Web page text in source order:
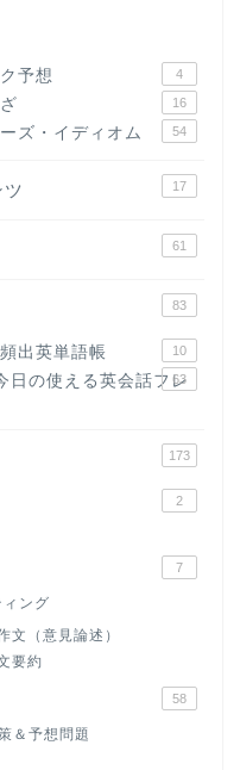
予想 4
16
ズ・イディオム 54
17
61
83
出英単語帳 10
の使える英会話フレ
63
173
2
7
ング
文（意見論述）
要約
58
＆予想問題